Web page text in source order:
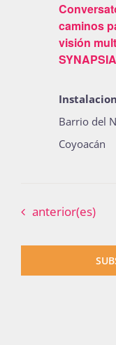
caminos
visión
SYNAPSIA
Barrio del
Coyoacán
Eventos
anterior(es)